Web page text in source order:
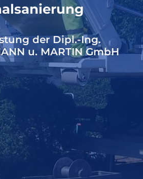
der Dipl.-Ing.
u. MARTIN GmbH